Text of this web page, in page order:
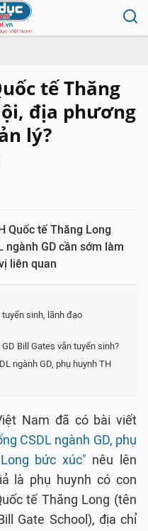
tế Thăng
địa phương
lý?
Quốc tế Thăng Long
ngành GD cần sớm làm
liên quan
sinh, lãnh đạo
Bill Gates vẫn tuyển sinh?
ngành GD, phụ huynh TH
Nam đã có bài viết
CSDL ngành GD, phụ
bức xúc" nêu lên
là phụ huynh có con
tế Thăng Long (tên
Gate School), địa chỉ